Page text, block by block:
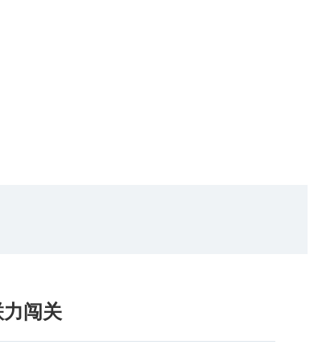
闯关